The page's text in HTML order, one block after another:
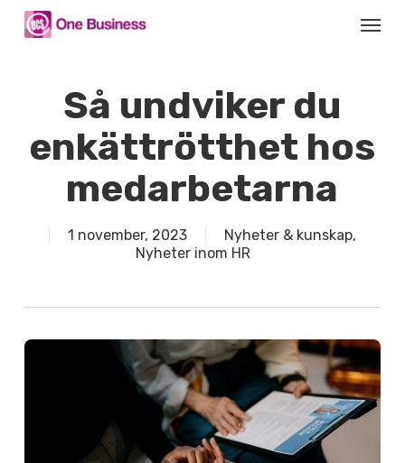
Menu
Så undviker du
enkättrötthet hos
medarbetarna
1 november, 2023 Nyheter & kunskap,
Nyheter inom HR